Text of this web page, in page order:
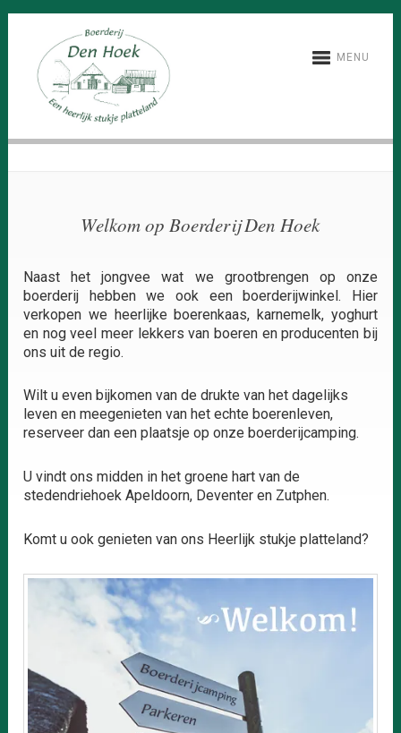
MENU
Welkom op Boerderij Den Hoek
Naast het jongvee wat we grootbrengen op onze
boerderij hebben we ook een boerderijwinkel. Hier
verkopen we heerlijke boerenkaas, karnemelk, yoghurt
en nog veel meer lekkers van boeren en producenten bij
ons uit de regio.
Wilt u even bijkomen van de drukte van het dagelijks
leven en meegenieten van het echte boerenleven,
reserveer dan een plaatsje op onze boerderijcamping.
U vindt ons midden in het groene hart van de
stedendriehoek Apeldoorn, Deventer en Zutphen.
Komt u ook genieten van ons Heerlijk stukje platteland?